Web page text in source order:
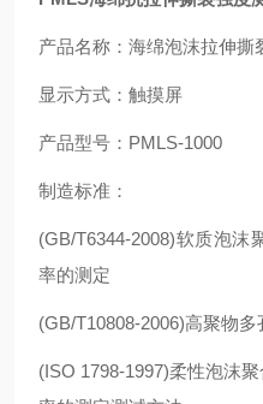
产品名称：海绵泡沫拉伸撕
显示方式：触摸屏
产品型号：PMLS-1000
制造标准：
(GB/T6344-2008)软质泡
率的测定
(GB/T10808-2006)高聚物
(ISO 1798-1997)柔性泡沫